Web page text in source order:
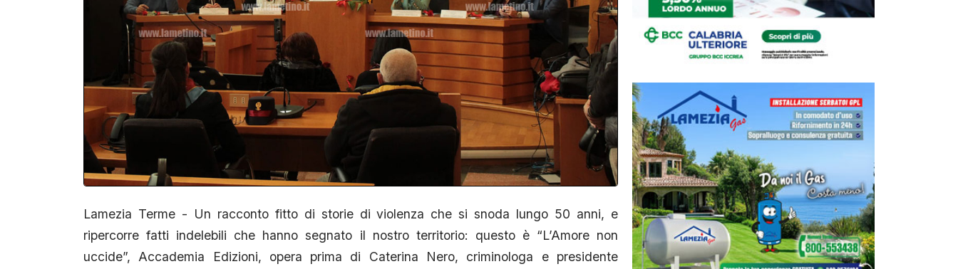
Lamezia Terme - Un racconto fitto di storie di violenza che si snoda lungo 50 anni, e
ripercorre fatti indelebili che hanno segnato il nostro territorio: questo è “L’Amore non
uccide”, Accademia Edizioni, opera prima di Caterina Nero, criminologa e presidente